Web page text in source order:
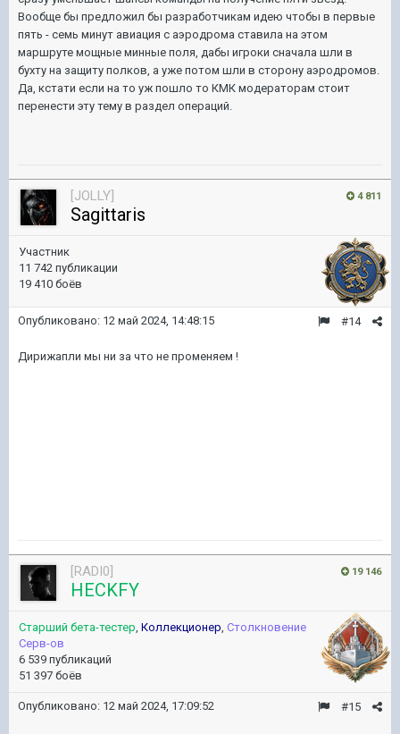
Вообще бы предложил бы разработчикам идею чтобы в первые
пять - семь минут авиация с аэродрома ставила на этом
маршруте мощные минные поля, дабы игроки сначала шли в
бухту на защиту полков, а уже потом шли в сторону аэродромов.
Да, кстати если на то уж пошло то КМК модераторам стоит
перенести эту тему в раздел операций.
4 811
[JOLLY]
Sagittaris
Участник
11 742 публикации
19 410 боёв
#14
Опубликовано: 12 май 2024, 14:48:15
Дирижапли мы ни за что не променяем !
19 146
[RADI0]
HECKFY
Старший бета-тестер, Коллекционер, Столкновение
Серв-ов
6 539 публикаций
51 397 боёв
#15
Опубликовано: 12 май 2024, 17:09:52